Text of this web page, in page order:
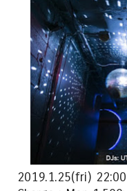
2019.1.25(fri)